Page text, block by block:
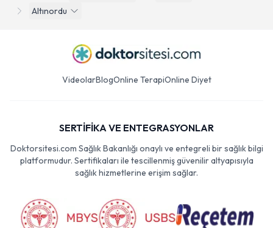
Altınordu
VideolarBlogOnline TerapiOnline Diyet
SERTİFİKA VE ENTEGRASYONLAR
Doktorsitesi.com Sağlık Bakanlığı onaylı ve entegreli bir sağlık bilgi
platformudur. Sertifikaları ile tescillenmiş güvenilir altyapısıyla
sağlık hizmetlerine erişim sağlar.